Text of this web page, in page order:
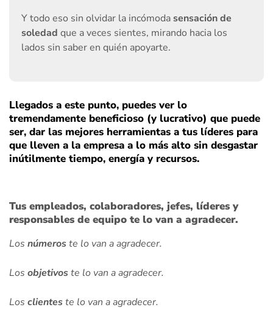
Y todo eso sin olvidar la incómodasensación de
soledad que a veces sientes, mirando hacia los
lados sin saber en quién apoyarte.
Llegados a este punto, puedes ver lo
tremendamente beneficioso (y lucrativo) que puede
ser, dar las mejores herramientas a tus líderes para
que lleven a la empresa a lo más alto sin desgastar
inútilmente tiempo, energía y recursos.
Tus empleados, colaboradores, jefes, líderes y
responsables de equipo te lo van a agradecer.
Los números te lo van a agradecer.
Los objetivos te lo van a agradecer.
Los clientes te lo van a agradecer.